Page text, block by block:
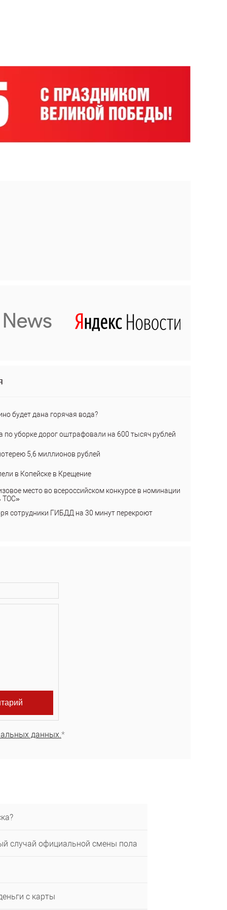
будет дана горячая вода?
по уборке дорог оштрафовали на 600 тысяч рублей
5,6 миллионов рублей
в Копейске в Крещение
место во всероссийском конкурсе в номинации
ТОС»
сотрудники ГИБДД на 30 минут перекроют
данных.*
случай официальной смены пола
с карты